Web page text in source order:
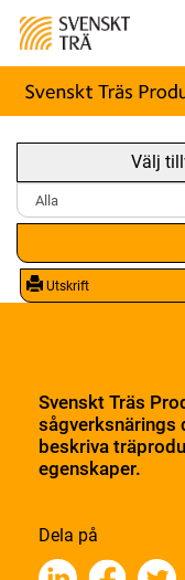
Välj
Utskrift
Svenskt Träs
beskriva
egenskaper.
Dela på